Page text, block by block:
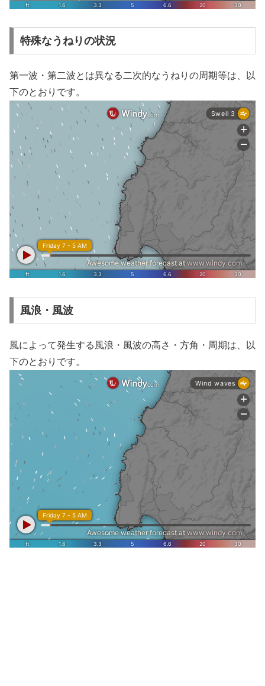
特殊なうねりの状況
第一波・第二波とは異なる二次的なうねりの周期等は、以
下のとおりです。
風浪・風波
風によって発生する風浪・風波の高さ・方角・周期は、以
下のとおりです。